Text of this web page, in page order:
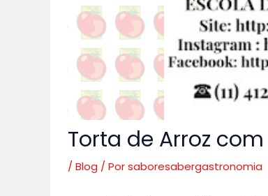
Torta de Arroz
/ Blog / Porsaboresabergastronomia